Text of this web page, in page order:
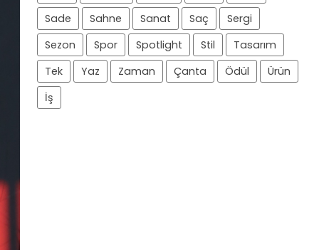
Sade
Sahne Sanat Saç
Sergi
Sezon
Spor Spotlight Stil
Tasarım
Tek
Yaz Zaman Çanta Ödül
Ürün
İş